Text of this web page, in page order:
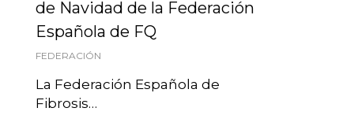
de Navidad de la Federación
Española de FQ
FEDERACIÓN
La Federación Española de
Fibrosis…